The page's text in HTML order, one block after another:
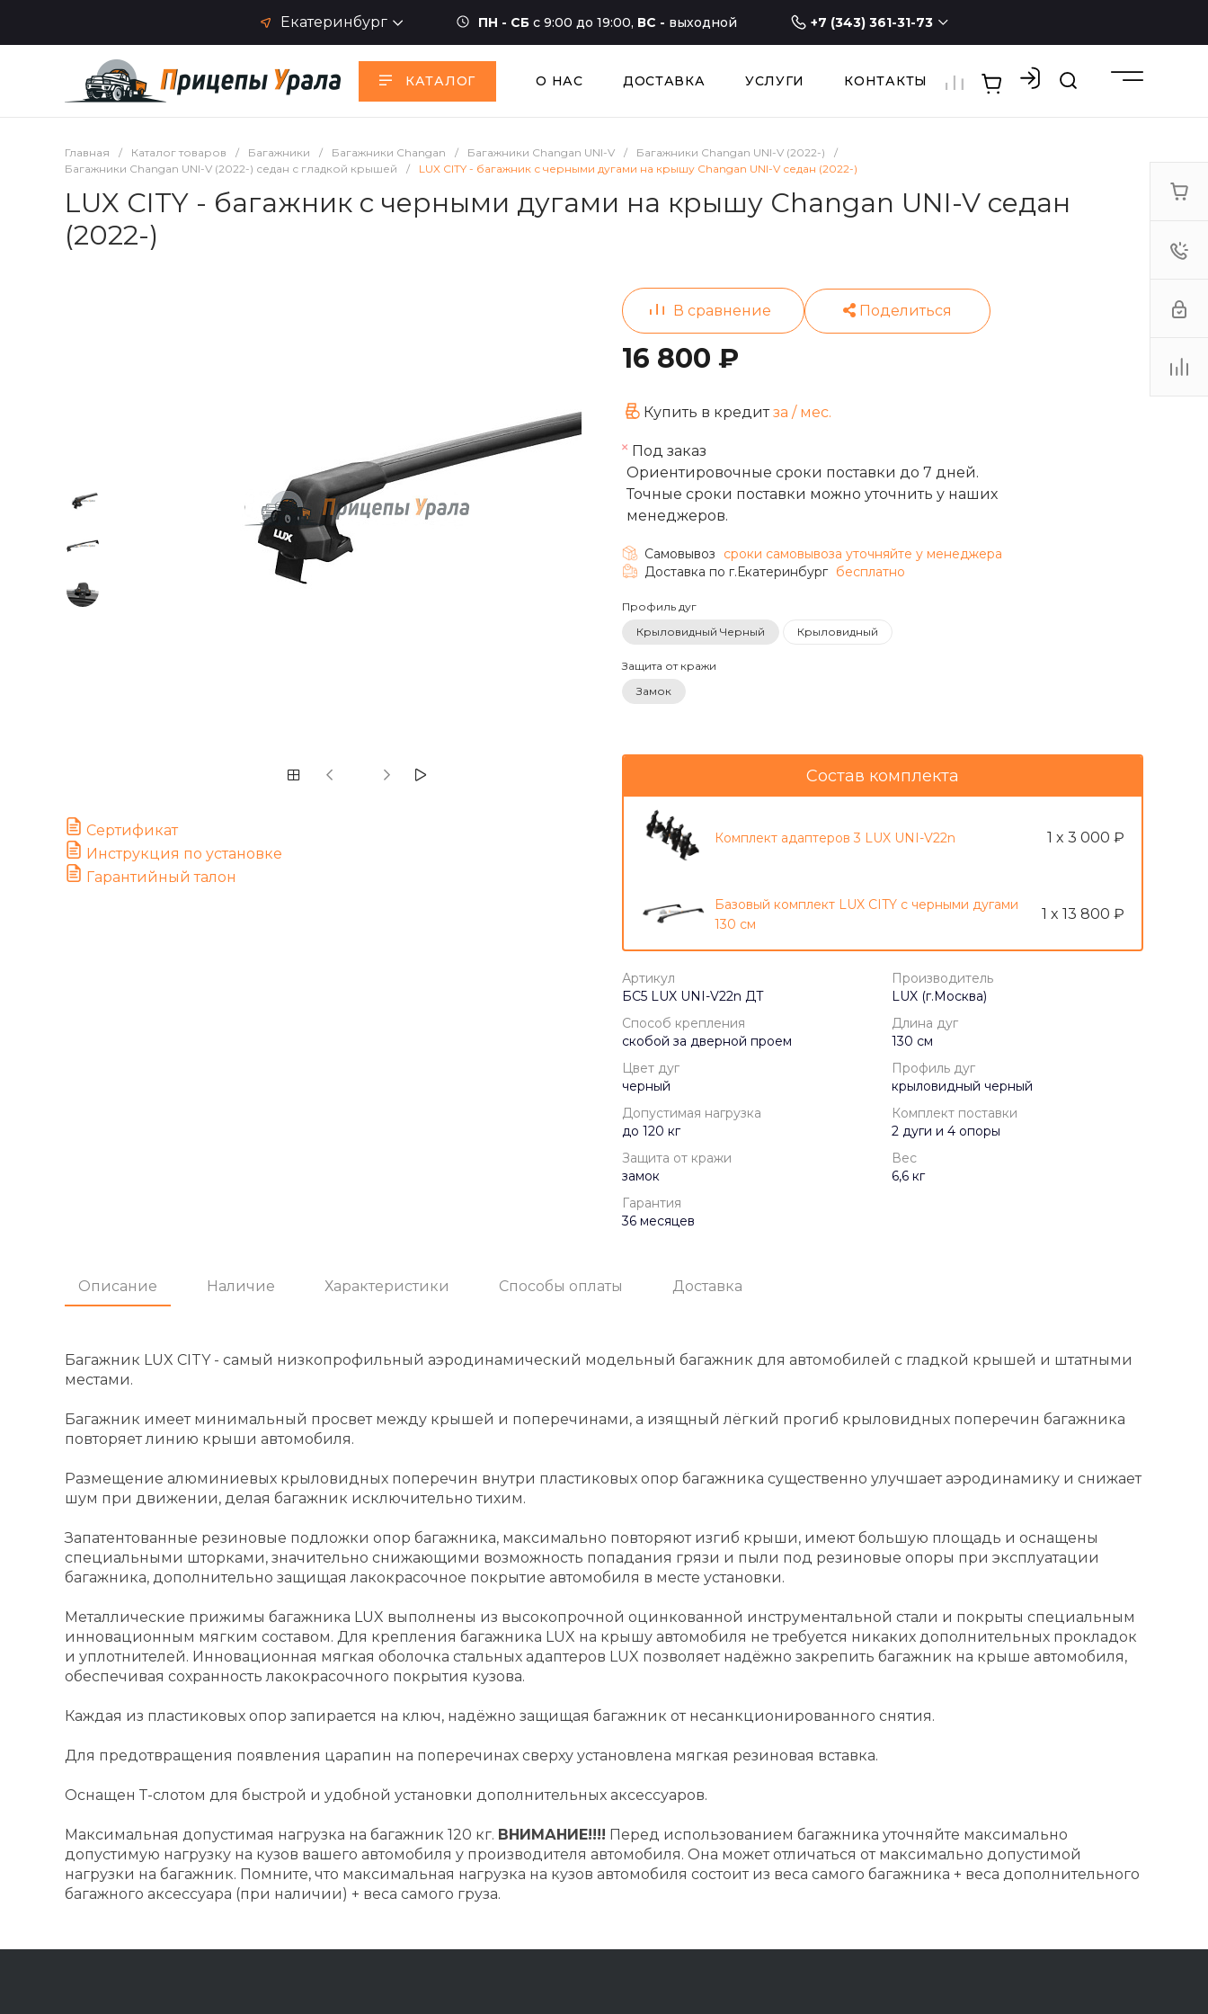
Екатеринбург ПН - СБ с 9:00 до 19:00, ВС - выходной +7 (343) 361-31-73
+7 (343) 361-31-73
3613173@mail.ru
КАТАЛОГ О НАС ДОСТАВКА УСЛУГИ КОНТАКТЫ
Главная / Каталог товаров / Багажники / Багажники Changan / Багажники Changan UNI-V / Багажники Changan UNI-V (2022-)
/
Багажники Changan UNI-V (2022-) седан с гладкой крышей
/ LUX CITY - багажник с черными дугами на крышу Changan UNI-V седан (2022-)
LUX CITY - багажник с черными дугами на крышу Changan UNI-V седан
(2022-)
Сертификат
Инструкция по установке
Гарантийный талон
16 800 ₽
Купить в кредитза / мес.
Под заказ
Ориентировочные сроки поставки до 7 дней.
Точные сроки поставки можно уточнить у наших
менеджеров.
Самовывоз
cроки самовывоза уточняйте у менеджера
Доставка по г.Екатеринбург бесплатно
Профиль дуг
Крыловидный Черный
Крыловидный
Защита от кражи
Замок
Состав комплекта
Комплект адаптеров 3 LUX UNI-V22n 1 x 3 000 ₽
Базовый комплект LUX CITY с черными дугами
130 см
1 x 13 800 ₽
Артикул
БС5 LUX UNI-V22n ДТ
Производитель
LUX (г.Москва)
Способ крепления
скобой за дверной проем
Длина дуг
130 см
Цвет дуг
черный
Профиль дуг
крыловидный черный
Допустимая нагрузка
до 120 кг
Комплект поставки
2 дуги и 4 опоры
Защита от кражи
замок
Вес
6,6 кг
Гарантия
36 месяцев
Описание Наличие Характеристики Способы оплаты Доставка
Багажник LUX CITY - самый низкопрофильный аэродинамический модельный багажник для автомобилей с гладкой крышей и штатными
местами.
Багажник имеет минимальный просвет между крышей и поперечинами, а изящный лёгкий прогиб крыловидных поперечин багажника
повторяет линию крыши автомобиля.
Размещение алюминиевых крыловидных поперечин внутри пластиковых опор багажника существенно улучшает аэродинамику и снижает
шум при движении, делая багажник исключительно тихим.
Запатентованные резиновые подложки опор багажника, максимально повторяют изгиб крыши, имеют большую площадь и оснащены
специальными шторками, значительно снижающими возможность попадания грязи и пыли под резиновые опоры при эксплуатации
багажника, дополнительно защищая лакокрасочное покрытие автомобиля в месте установки.
Металлические прижимы багажника LUX выполнены из высокопрочной оцинкованной инструментальной стали и покрыты специальным
инновационным мягким составом. Для крепления багажника LUX на крышу автомобиля не требуется никаких дополнительных прокладок
и уплотнителей. Инновационная мягкая оболочка стальных адаптеров LUX позволяет надёжно закрепить багажник на крыше автомобиля,
обеспечивая сохранность лакокрасочного покрытия кузова.
Каждая из пластиковых опор запирается на ключ, надёжно защищая багажник от несанкционированного снятия.
Для предотвращения появления царапин на поперечинах сверху установлена мягкая резиновая вставка.
Оснащен Т-слотом для быстрой и удобной установки дополнительных аксессуаров.
Максимальная допустимая нагрузка на багажник 120 кг. ВНИМАНИЕ!!!! Перед использованием багажника уточняйте максимально
допустимую нагрузку на кузов вашего автомобиля у производителя автомобиля. Она может отличаться от максимально допустимой
нагрузки на багажник. Помните, что максимальная нагрузка на кузов автомобиля состоит из веса самого багажника + веса дополнительного
багажного аксессуара (при наличии) + веса самого груза.